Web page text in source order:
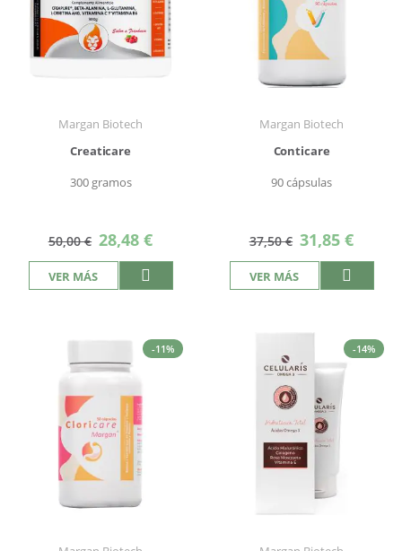
Margan Biotech
Creaticare
300 gramos
50,00 € Precio
especial
28,48 €
VER MÁS
Margan Biotech
Conticare
90 cápsulas
37,50 € Precio
especial
31,85 €
VER MÁS
-11% -14%